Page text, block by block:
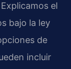
el
bajo la ley
de
incluir